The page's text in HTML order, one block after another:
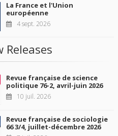
La France et l'Union
européenne
4 sept. 2026
Releases
Revue française de science
politique 76-2, avril-juin 2026
10 juil. 2026
Revue française de sociologie
66 3/4, juillet-décembre 2026